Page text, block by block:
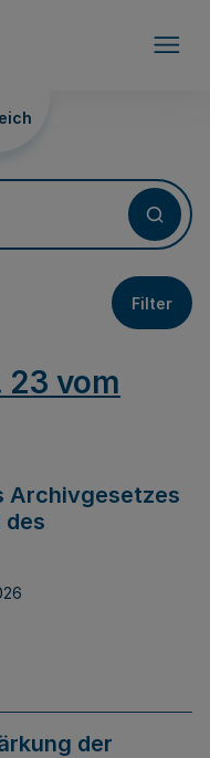
Filter
23 vom
Archivgesetzes
des
der